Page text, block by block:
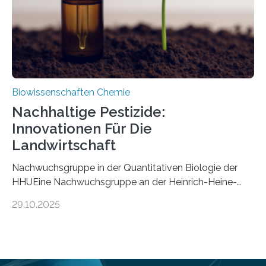
Mückenlarve aus dem Mesozoikum dar, denn…
Biowissenschaften Chemie
Nachhaltige Pestizide:
Innovationen Für Die
Landwirtschaft
Nachwuchsgruppe in der Quantitativen Biologie der
HHUEine Nachwuchsgruppe an der Heinrich-Heine-
fünf Jahren erforschen, wie Bakterien auf
29.10.2025